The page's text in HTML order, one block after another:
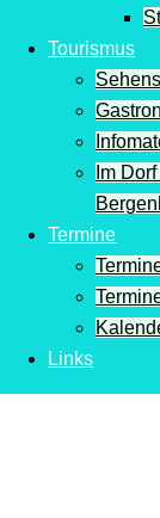
Tourismus
Im
Termine
Links